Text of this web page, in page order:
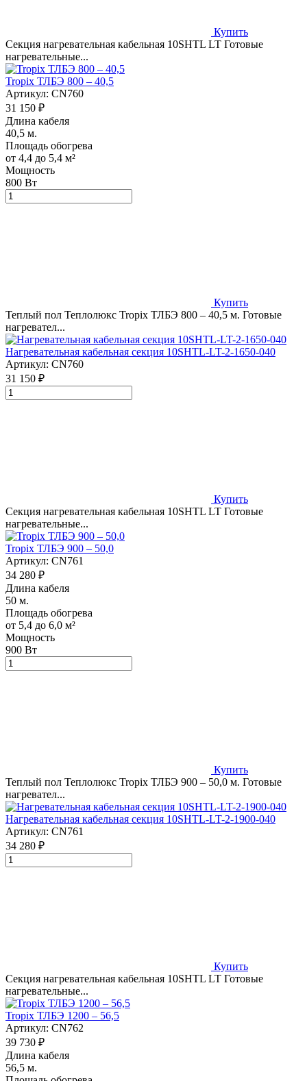
Купить
Секция нагревательная кабельная 10SHTL LT Готовые
нагревательные...
Tropix ТЛБЭ 800 – 40,5
Артикул: CN760
31 150 ₽
Длина кабеля
40,5 м.
Площадь обогрева
от 4,4 до 5,4 м²
Мощность
800 Вт
Купить
Теплый пол Теплолюкс Tropix ТЛБЭ 800 – 40,5 м. Готовые
нагревател...
Нагревательная кабельная секция 10SHTL-LT-2-1650-040
Артикул: CN760
31 150 ₽
Купить
Секция нагревательная кабельная 10SHTL LT Готовые
нагревательные...
Tropix ТЛБЭ 900 – 50,0
Артикул: CN761
34 280 ₽
Длина кабеля
50 м.
Площадь обогрева
от 5,4 до 6,0 м²
Мощность
900 Вт
Купить
Теплый пол Теплолюкс Tropix ТЛБЭ 900 – 50,0 м. Готовые
нагревател...
Нагревательная кабельная секция 10SHTL-LT-2-1900-040
Артикул: CN761
34 280 ₽
Купить
Секция нагревательная кабельная 10SHTL LT Готовые
нагревательные...
Tropix ТЛБЭ 1200 – 56,5
Артикул: CN762
39 730 ₽
Длина кабеля
56,5 м.